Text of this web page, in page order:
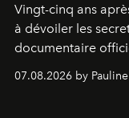
Vingt-cinq ans
à dévoiler les
documentaire
inédites et
générationnel.
07.08.2026 by